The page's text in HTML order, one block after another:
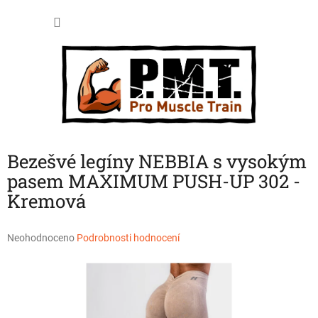
Bezešvé legíny NEBBIA s vysokým
pasem MAXIMUM PUSH-UP 302 -
Kremová
Průměrné
Neohodnoceno Podrobnosti hodnocení